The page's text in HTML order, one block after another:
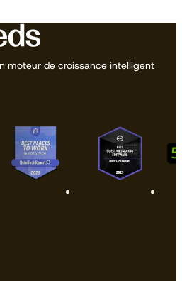
moteur de croissance intelligent